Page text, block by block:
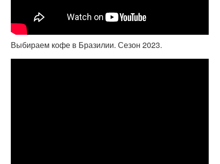
Выбираем кофе в Бразилии. Сезон 2023.